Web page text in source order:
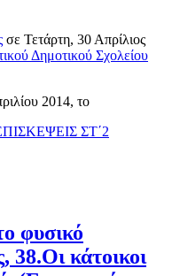
σε Τετάρτη, 30 Απρίλιος
Δημοτικού Σχολείου
2014, το
ΣΤ΄2
φυσικό
38.Οι κάτοικοι